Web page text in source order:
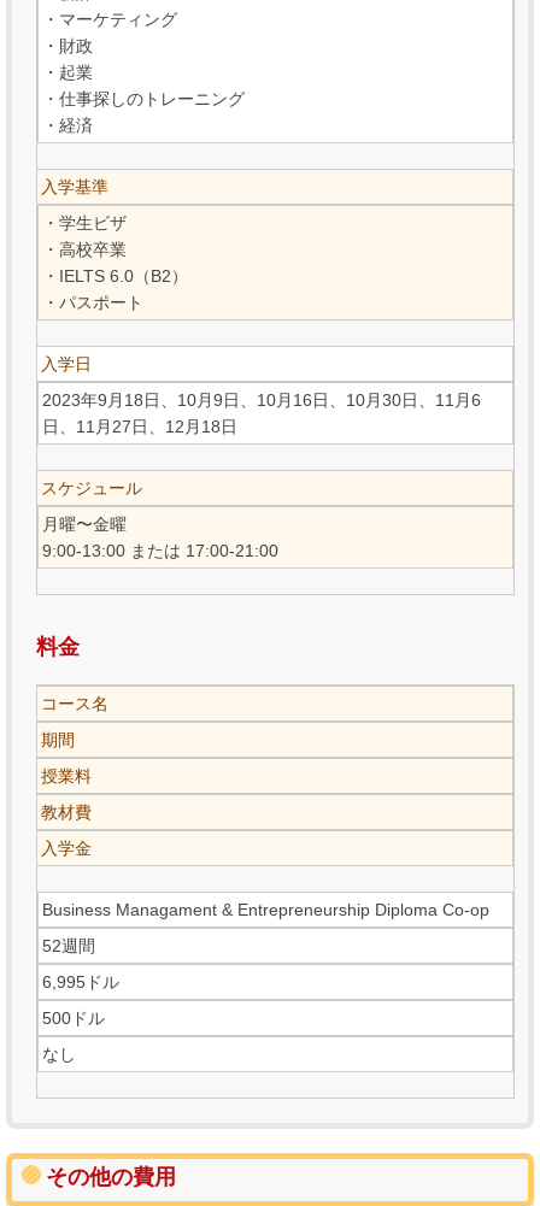
・マーケティング
・財政
・起業
・仕事探しのトレーニング
・経済
入学基準
・学生ビザ
・高校卒業
・IELTS 6.0（B2）
・パスポート
入学日
2023年9月18日、10月9日、10月16日、10月30日、11月6
日、11月27日、12月18日
スケジュール
月曜〜金曜
9:00-13:00 または 17:00-21:00
料金
コース名
期間
授業料
教材費
入学金
Business Managament & Entrepreneurship Diploma Co-op
52週間
6,995ドル
500ドル
なし
その他の費用